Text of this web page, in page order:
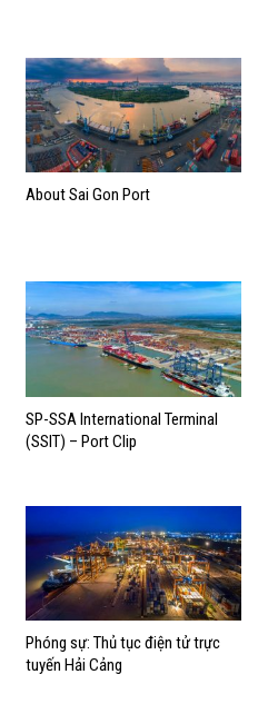
About Sai Gon Port
SP-SSA International Terminal
(SSIT) – Port Clip
Phóng sự: Thủ tục điện tử trực
tuyến Hải Cảng